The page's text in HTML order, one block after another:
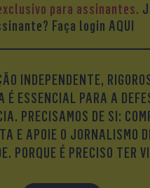
uma camisola do clube
lo com uma placa
adianta Carlos
Clube de Mirandela,
o clube à beira do
já é certo, com um
“Vai trazer aqui muita
estar com ele, tirar
para assinantes.
Faça login AQUI
INDEPENDENTE,
É ESSENCIAL PARA A
PRECISAMOS DE SI:
E APOIE O JORNALISMO
PORQUE É PRECISO TER